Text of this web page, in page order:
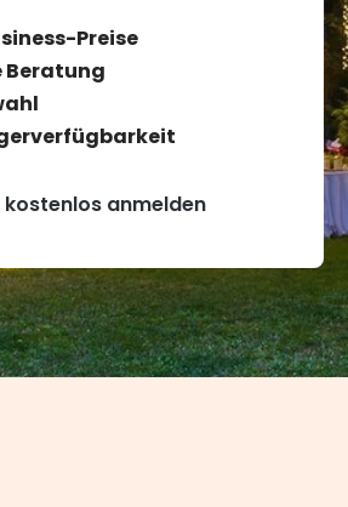
Preise
Beratung
anmelden